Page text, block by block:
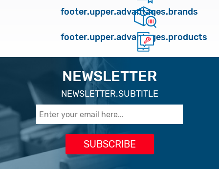
footer.upper.advantages.brands
footer.upper.advantages.products
NEWSLETTER
NEWSLETTER.SUBTITLE